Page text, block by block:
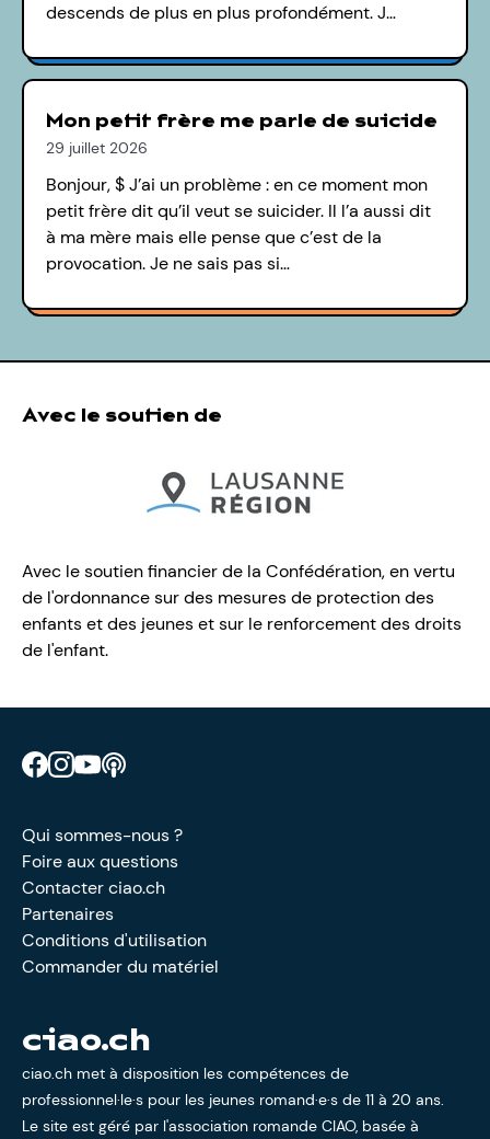
descends de plus en plus profondément. J…
Mon petit frère me parle de suicide
29 juillet 2026
Bonjour, $ J’ai un problème : en ce moment mon
petit frère dit qu’il veut se suicider. Il l’a aussi dit
à ma mère mais elle pense que c’est de la
provocation. Je ne sais pas si…
Avec le soutien de
Avec le soutien financier de la Confédération, en vertu
de l'ordonnance sur des mesures de protection des
enfants et des jeunes et sur le renforcement des droits
de l'enfant.
Retrouve CIAO sur Facebook
Retrouve CIAO sur Instagram
Retrouve CIAO sur YouTube
Qui sommes-nous ?
Foire aux questions
Contacter ciao.ch
Partenaires
Conditions d'utilisation
Commander du matériel
ciao.ch
ciao.ch met à disposition les compétences de
professionnel·le·s pour les jeunes romand·e·s de 11 à 20 ans.
Le site est géré par l'association romande CIAO, basée à